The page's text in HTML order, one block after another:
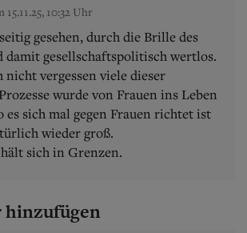
15.11.25, 10:32 Uhr
gesehen, durch die Brille des
damit gesellschaftspolitisch wertlos.
vergessen viele dieser
wurde von Frauen ins Leben
es sich mal gegen Frauen richtet ist
wieder groß.
sich in Grenzen.